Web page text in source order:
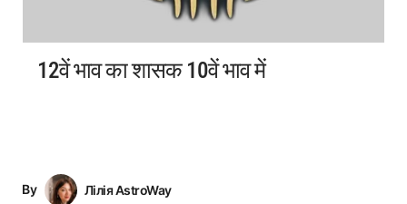
12वें भाव का शासक 10वें भाव में
By
Лілія AstroWay